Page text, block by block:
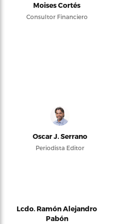
Moises Cortés
Consultor Financiero
Oscar J. Serrano
Periodista Editor
Lcdo. Ramón Alejandro
Pabón